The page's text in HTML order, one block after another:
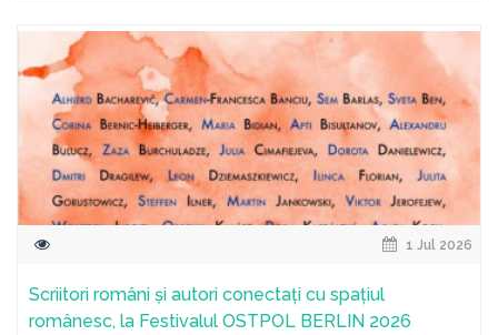
1 Jul 2026
Scriitori români și autori conectați cu spațiul
românesc, la Festivalul OSTPOL BERLIN 2026